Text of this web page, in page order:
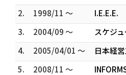
2.
1998/11 ～
I.E.E.E.
3.
2004/09 ～
スケジ
4.
2005/04/01 ～
日本経
5.
2008/11 ～